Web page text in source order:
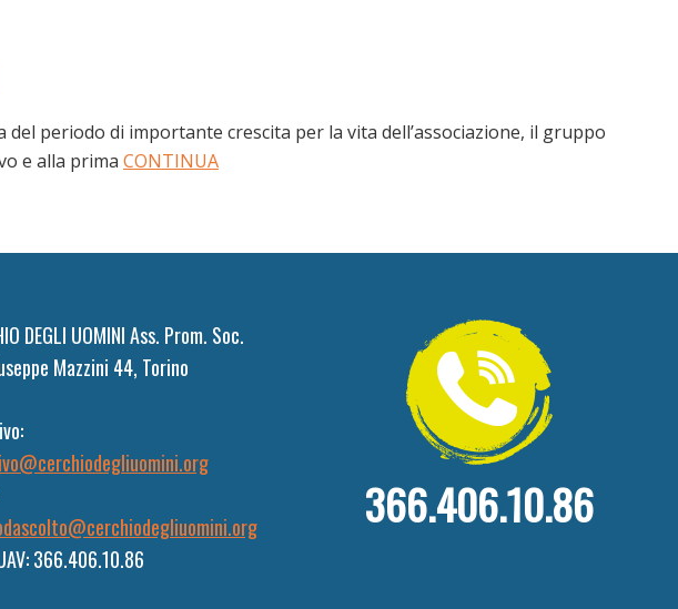
periodo di importante crescita per la vita dell’associazione, il gruppo
e alla prima CONTINUA
DEGLI UOMINI Ass. Prom. Soc.
Mazzini 44, Torino
366.406.10.86
366.406.10.86